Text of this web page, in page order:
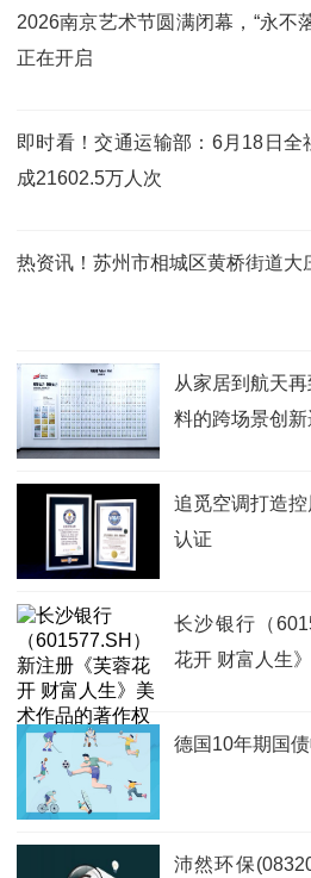
2026南京艺术节圆满闭幕，“永不
正在开启
即时看！交通运输部：6月18日
成21602.5万人次
热资讯！苏州市相城区黄桥街道大
从家居到航天
料的跨场景创
追觅空调打造
认证
长沙银行（
花开 财富人生
德国10年期国
沛然环保